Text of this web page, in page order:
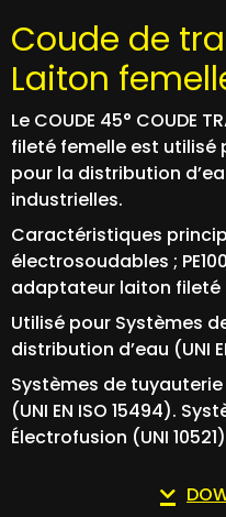
Coude de
Laiton
Le COUDE 45° COUDE
fileté femelle est utilisé
pour la distribution
industrielles.
Caractéristiques
électrosoudables ;
adaptateur laiton fileté
Utilisé pour Systèmes
distribution d’eau (UNI
Systèmes de
(UNI EN ISO 15494).
Électrofusion (UNI